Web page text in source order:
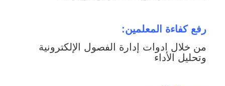
رفع كفاءة المعلمين:
من خلال ادوات إدارة الفصول الإلكترونية
وتحليل الأداء